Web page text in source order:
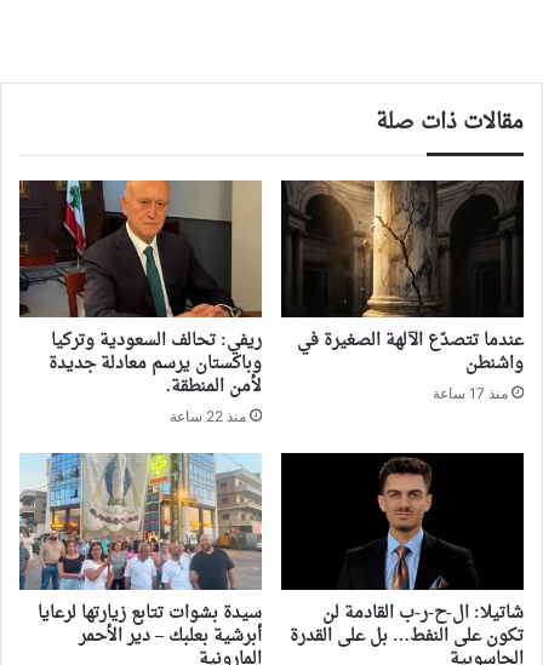
مقالات ذات صلة
‏عندما تتصدّع الآلهة الصغيرة في
واشنطن
منذ 17 ساعة
ريفي: تحالف السعودية وتركيا
وباكستان يرسم معادلة جديدة
لأمن المنطقة.
منذ 22 ساعة
شاتيلا: ال-ح-ر-ب القادمة لن
تكون على النفط… بل على القدرة
سيدة بشوات تتابع زيارتها لرعايا
أبرشية بعلبك – دير الأحمر